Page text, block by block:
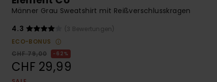
Männer Grau Sweatshirt mit Reißverschlusskragen
4.3
(3 Bewertungen)
ECO-BONUS
CHF 79,00
62%
CHF 29,99